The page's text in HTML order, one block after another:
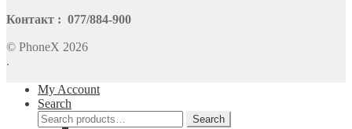
Контакт : 077/884-900
© PhoneX 2026
.
My Account
Search
Search
Search